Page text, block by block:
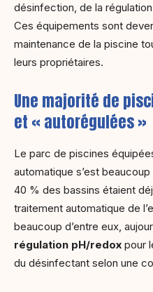
désinfection, de la
Ces équipements sont
maintenance de la piscine
leurs propriétaires.
Une majorité de
et « autorégulées »
Le parc de piscines
automatique s’est
40 % des bassins étaient
traitement automatique de
beaucoup d’entre eux,
régulation pH/redox pour
du désinfectant selon une